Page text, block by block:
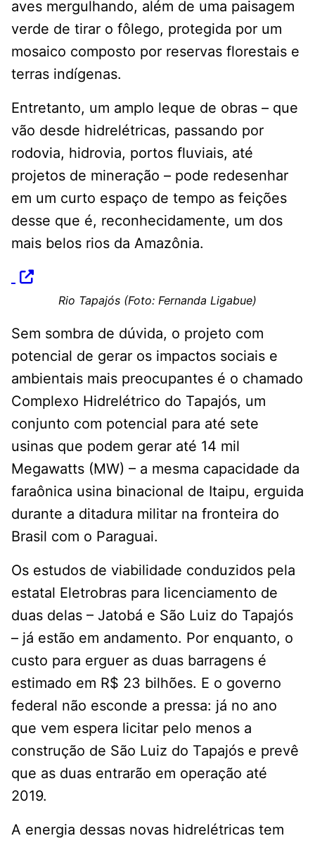
aves mergulhando, além de uma paisagem
verde de tirar o fôlego, protegida por um
mosaico composto por reservas florestais e
terras indígenas.
Entretanto, um amplo leque de obras – que
vão desde hidrelétricas, passando por
rodovia, hidrovia, portos fluviais, até
projetos de mineração – pode redesenhar
em um curto espaço de tempo as feições
desse que é, reconhecidamente, um dos
mais belos rios da Amazônia.
Rio Tapajós (Foto: Fernanda Ligabue)
Sem sombra de dúvida, o projeto com
potencial de gerar os impactos sociais e
ambientais mais preocupantes é o chamado
Complexo Hidrelétrico do Tapajós, um
conjunto com potencial para até sete
usinas que podem gerar até 14 mil
Megawatts (MW) – a mesma capacidade da
faraônica usina binacional de Itaipu, erguida
durante a ditadura militar na fronteira do
Brasil com o Paraguai.
Os estudos de viabilidade conduzidos pela
estatal Eletrobras para licenciamento de
duas delas – Jatobá e São Luiz do Tapajós
– já estão em andamento. Por enquanto, o
custo para erguer as duas barragens é
estimado em R$ 23 bilhões. E o governo
federal não esconde a pressa: já no ano
que vem espera licitar pelo menos a
construção de São Luiz do Tapajós e prevê
que as duas entrarão em operação até
2019.
A energia dessas novas hidrelétricas tem